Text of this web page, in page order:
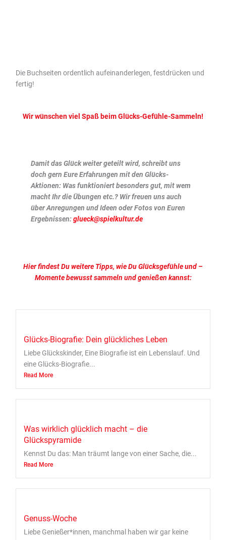
Die Buchseiten ordentlich aufeinanderlegen, festdrücken und
fertig!
Wir wünschen viel Spaß beim Glücks-Gefühle-Sammeln!
Damit das Glück weiter geteilt wird, schreibt uns
doch gern Eure Erfahrungen mit den Glücks-
Aktionen: Was funktioniert besonders gut, mit wem
macht Ihr die Übungen etc.? Wir freuen uns auch
über Anregungen und Ideen oder Fotos von Euren
Ergebnissen:glueck@spielkultur.de
Hier findest Du weitere Tipps, wie Du Glücksgefühle und –
Momente bewusst sammeln und genießen kannst:
Glücks-Biografie: Dein glückliches Leben
Liebe Glückskinder, Eine Biografie ist ein Lebenslauf. Und
eine Glücks-Biografie...
Read More
Was wirklich glücklich macht – die
Glückspyramide
Kennst Du das: Man träumt lange von einer Sache, die...
Read More
Genuss-Woche
Liebe Genießer*innen, manchmal haben wir gar keine